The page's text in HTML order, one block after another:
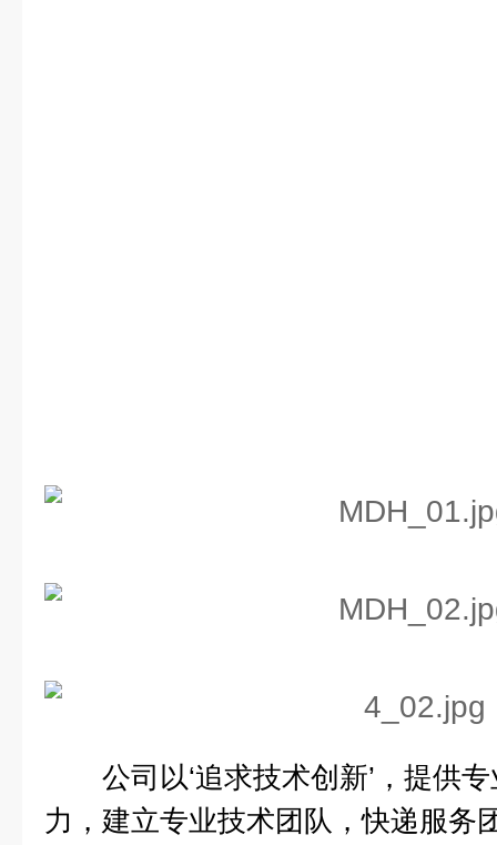
公司以‘追求技术创新’，提供专
力，建立专业技术团队，快递服务